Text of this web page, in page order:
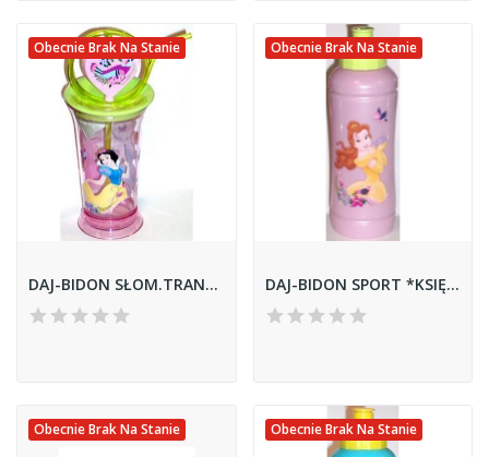
Obecnie Brak Na Stanie
DAJ-BIDON SŁOM.TRAN*KSIĘŻ.MARZ
Obecnie Brak Na Stanie
DAJ-BIDON SPORT *KSIĘŻ.MARZEN.
Obecnie Brak Na Stanie Obecnie Brak Na Stanie